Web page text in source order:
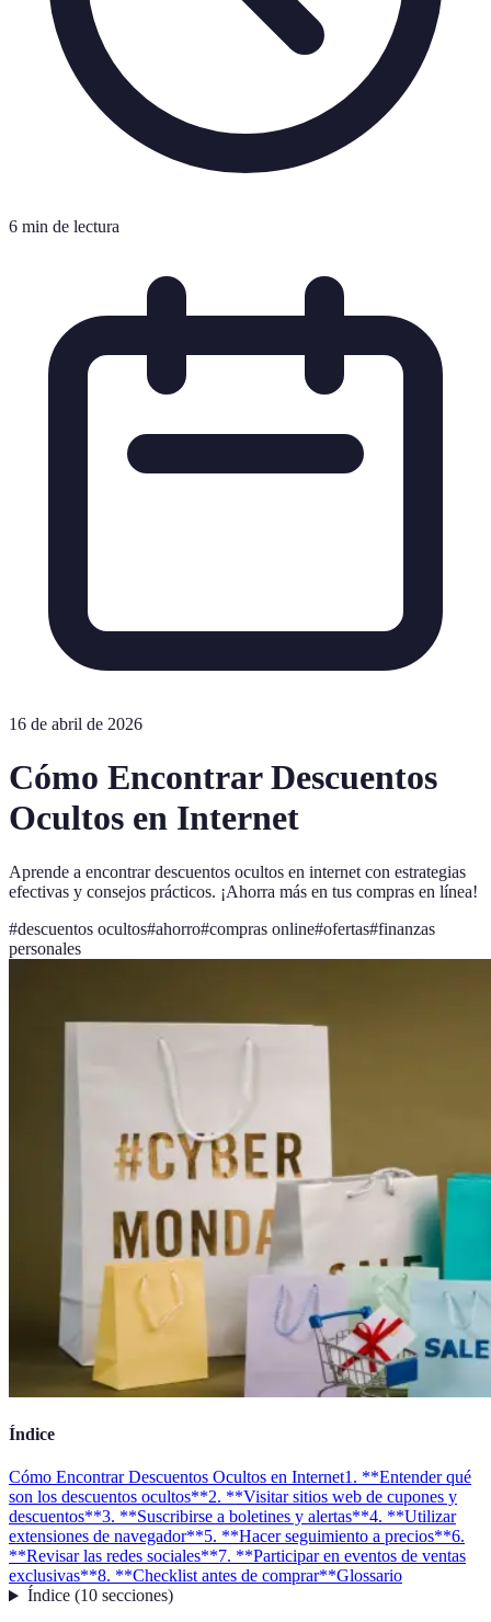
6 min de lectura
16 de abril de 2026
Cómo Encontrar Descuentos
Ocultos en Internet
Aprende a encontrar descuentos ocultos en internet con estrategias
efectivas y consejos prácticos. ¡Ahorra más en tus compras en línea!
#descuentos ocultos#ahorro#compras online#ofertas#finanzas
personales
Índice
Cómo Encontrar Descuentos Ocultos en Internet1. **Entender qué
son los descuentos ocultos**2. **Visitar sitios web de cupones y
descuentos**3. **Suscribirse a boletines y alertas**4. **Utilizar
extensiones de navegador**5. **Hacer seguimiento a precios**6.
**Revisar las redes sociales**7. **Participar en eventos de ventas
exclusivas**8. **Checklist antes de comprar**Glossario
Índice(10 secciones)